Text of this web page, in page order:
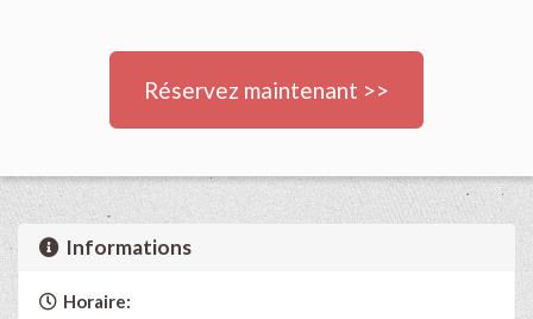
Réservez maintenant >>
Informations
Horaire: